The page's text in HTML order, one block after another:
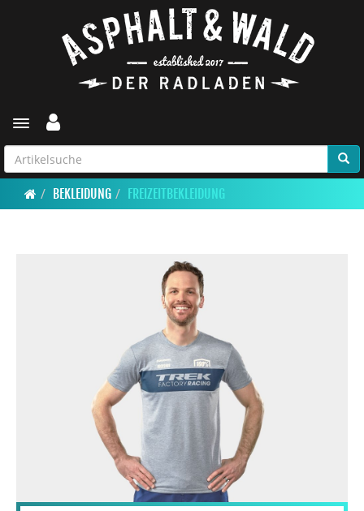
Toggle navigation
BEKLEIDUNG FREIZEITBEKLEIDUNG